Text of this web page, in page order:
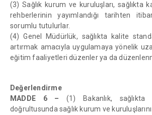
(3) Sağlık kurum ve kuruluşları, sağlıkta
rehberlerinin yayımlandığı tarihten
sorumlu tutulurlar.
(4) Genel Müdürlük, sağlıkta kalite
artırmak amacıyla uygulamaya yönelik
eğitim faaliyetleri düzenler ya da
Değerlendirme
MADDE 6 – (1) Bakanlık, sağlıkta
doğrultusunda sağlık kurum ve